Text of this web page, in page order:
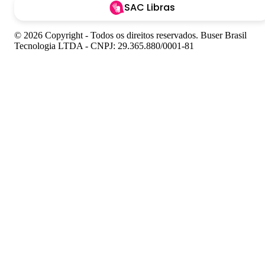
SAC Libras
© 2026 Copyright - Todos os direitos reservados. Buser Brasil
Tecnologia LTDA - CNPJ: 29.365.880/0001-81